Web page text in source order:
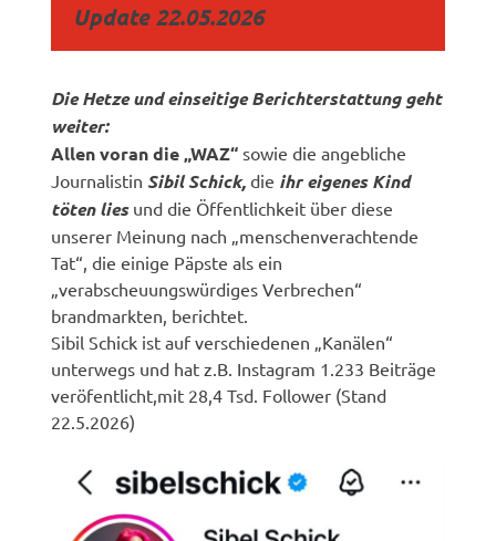
Update 22.05.2026
Die Hetze und einseitige Berichterstattung geht
weiter:
Allen voran die „WAZ“ sowie die angebliche
Journalistin Sibil Schick, die ihr eigenes Kind
töten liesund die Öffentlichkeit über diese
unserer Meinung nach „menschenverachtende
Tat“, die einige Päpste als ein
„verabscheuungswürdiges Verbrechen“
brandmarkten, berichtet.
Sibil Schick ist auf verschiedenen „Kanälen“
unterwegs und hat z.B. Instagram 1.233 Beiträge
veröfentlicht,mit 28,4 Tsd. Follower (Stand
22.5.2026)